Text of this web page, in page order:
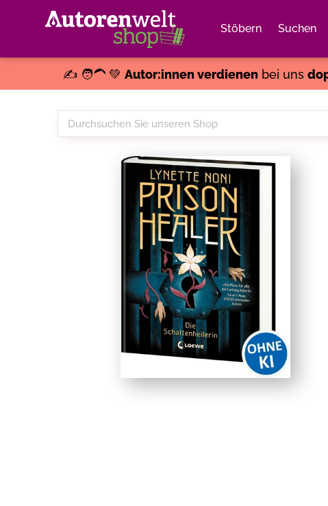
Stöbern Suchen
✍️ 🧑‍🦱 💚 Autor:innen verdienenbei uns
Durchsuchen
Sie